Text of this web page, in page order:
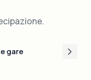
gare